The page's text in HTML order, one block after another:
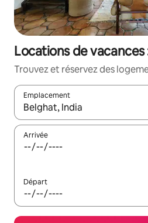
Locations de vacances
Trouvez et réservez des
Emplacement
Quand les résultats sont
Arrivée
Départ